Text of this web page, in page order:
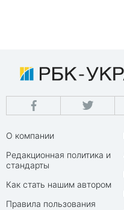
О компании
Редакционная политика и
стандарты
Как стать нашим автором
Правила пользования